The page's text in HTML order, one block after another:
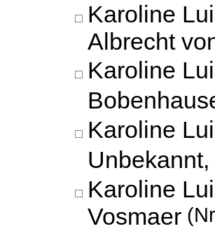
Karoline
Albrecht
Karoline
Karoline
Unbekannt,
Karoline
Vosmaer